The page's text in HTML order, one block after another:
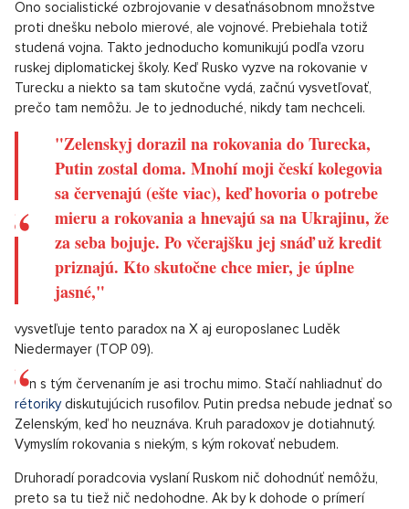
nedávno dosiahnuté 2 %, ani pripravované 3 %, ani aktuálne
americkým ministrom zahraničia Rubiem požadovaných 5 %.
Pri tom zanedbateľnom percentíčku v mierové túžiacej českej
opozícii reprezentovanej napr. Alenou Schillerovou (ANO)
oprávnene vyvoláva pocit, že štátny rozpočet míňa desiatky
miliárd na ozbrojovanie. V časoch mieru sa totiž na armáde
šetrilo, teda Schillerová smeruje správnym smerom, avšak je tu
obrátená kauzalita.
Kto preruší bludný kruh ruských nezmyslov?
Ono socialistické ozbrojovanie v desaťnásobnom množstve
proti dnešku nebolo mierové, ale vojnové. Prebiehala totiž
studená vojna. Takto jednoducho komunikujú podľa vzoru
ruskej diplomatickej školy. Keď Rusko vyzve na rokovanie v
Turecku a niekto sa tam skutočne vydá, začnú vysvetľovať,
prečo tam nemôžu. Je to jednoduché, nikdy tam nechceli.
"Zelenskyj dorazil na rokovania do Turecka,
Putin zostal doma. Mnohí moji českí kolegovia
sa červenajú (ešte viac), keď hovoria o potrebe
mieru a rokovania a hnevajú sa na Ukrajinu, že
za seba bojuje. Po včerajšku jej snáď už kredit